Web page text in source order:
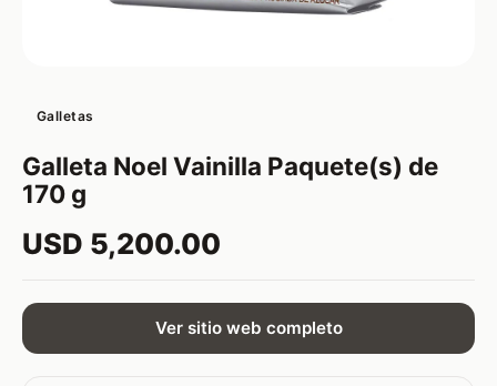
Galletas
Galleta Noel Vainilla Paquete(s) de
170 g
USD 5,200.00
Ver sitio web completo